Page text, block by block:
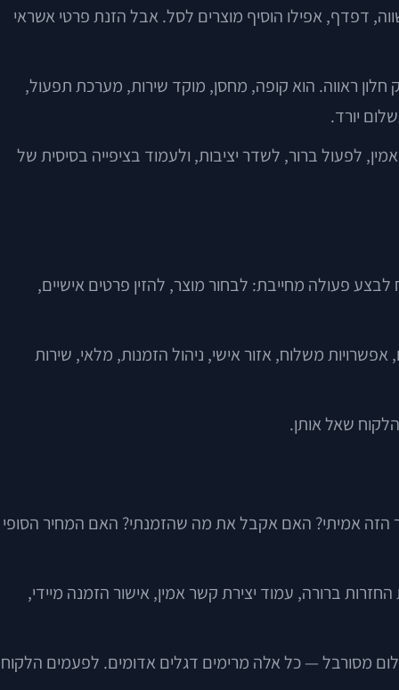
דפדף, אפילו הוסיף מוצרים לסל. אבל הזנת פרטי אשראי
ראווה. הוא קופה, מחסן, מוקד שירות, מערכת תפעול,
יורד.
לפעול ברור, לשדר יציבות, ולעמוד בציפייה בסיסית של
פעולה מחייבת: לבחור מוצר, להזין פרטים אישיים,
משלוח, אזור אישי, ניהול הזמנות, מלאי, שירות
שאל אותן.
הזה אמיתי? האם אקבל את מה שהזמנתי? האם המחיר הסופי
ברורה, עמוד יצירת קשר אמין, אישור הזמנה מיידי,
מסורבל — כל אלה מרימים דגלים אדומים. לפעמים הלקוח